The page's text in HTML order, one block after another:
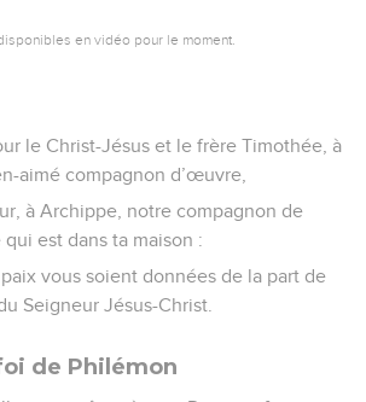
en vidéo pour le moment.
le Christ-Jésus et le frère Timothée, à
aimé compagnon d’œuvre,
à Archippe, notre compagnon de
qui est dans ta maison :
vous soient données de la part de
Seigneur Jésus-Christ.
de Philémon